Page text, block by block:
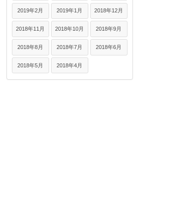
2019年2月 2019年1月 2018年12月
2018年11月 2018年10月 2018年9月
2018年8月 2018年7月 2018年6月
2018年5月 2018年4月